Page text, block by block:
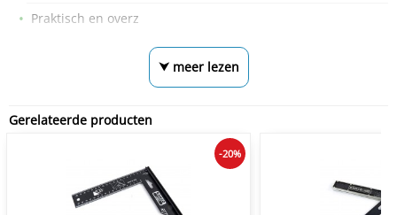
Praktisch en overz
⮟ meer lezen
Gerelateerde producten
-20%